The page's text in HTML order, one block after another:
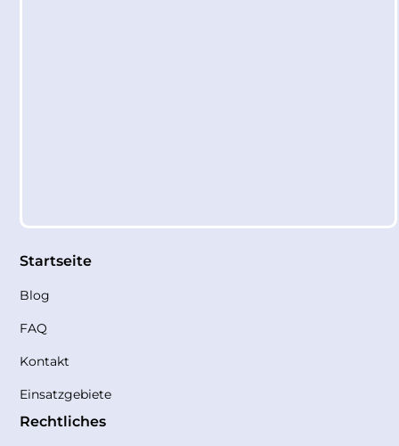
Startseite
Blog
FAQ
Kontakt
Einsatzgebiete
Rechtliches